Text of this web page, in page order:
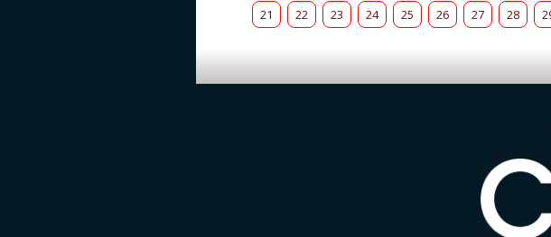
21
22 23 24 25 26 27 28